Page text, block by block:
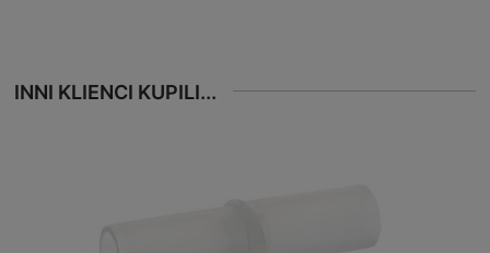
INNI KLIENCI KUPILI...